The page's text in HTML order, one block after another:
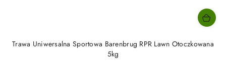
Trawa Uniwersalna Sportowa Barenbrug RPR Lawn Otoczkowana
5kg